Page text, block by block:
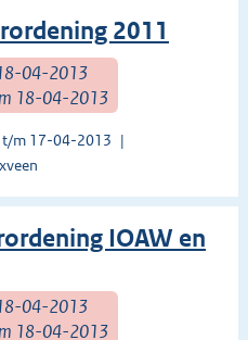
2011
18-04-2013
18-04-2013
t/m 17-04-2013
IOAW en
18-04-2013
18-04-2013